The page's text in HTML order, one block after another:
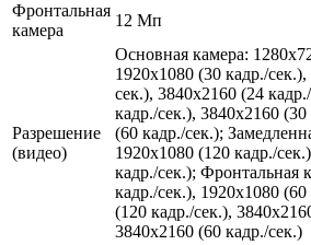
Фронтальная
камера
12 Мп
Разрешение
(видео)
Основная камера:
1920x1080 (30 кадр./
сек.), 3840x2160 (24
кадр./сек.), 3840x2160
(60 кадр./сек.);
1920x1080 (120 кадр./
кадр./сек.); Фронтальная
кадр./сек.), 1920x1080
(120 кадр./сек.),
3840x2160 (60 кадр./сек.)